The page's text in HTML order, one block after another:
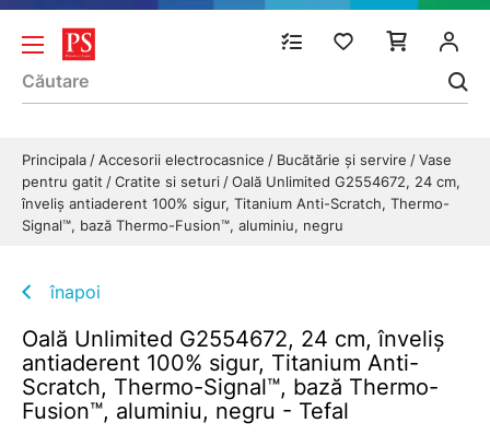
Principala Accesorii electrocasnice Bucătărie și servire
Vase
pentru gatit
Cratite si seturi
Oală Unlimited G2554672, 24 cm,
înveliș antiaderent 100% sigur, Titanium Anti-Scratch, Thermo-
Signal™, bază Thermo-Fusion™, aluminiu, negru
înapoi
Oală Unlimited G2554672, 24 cm, înveliș
antiaderent 100% sigur, Titanium Anti-
Scratch, Thermo-Signal™, bază Thermo-
Fusion™, aluminiu, negru - Tefal